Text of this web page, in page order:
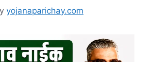
yojanaparichay.com